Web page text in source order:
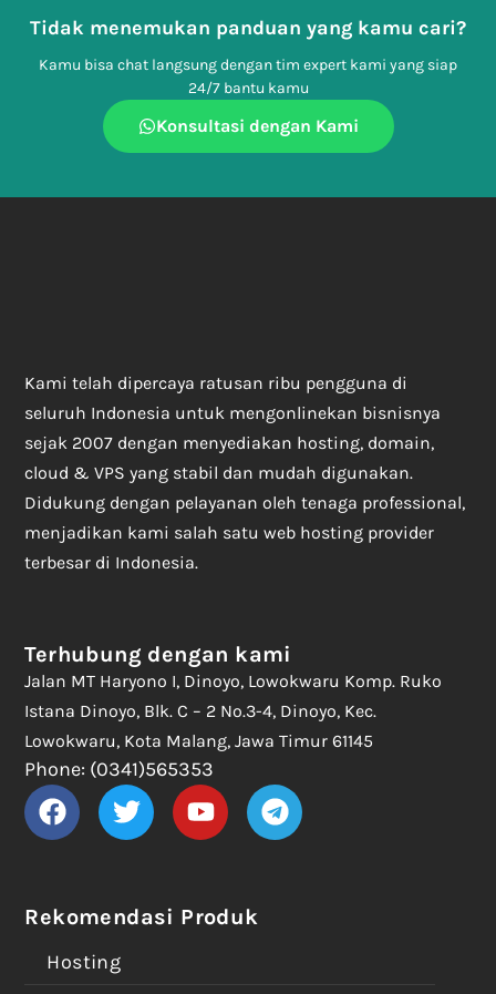
Tidak menemukan panduan yang kamu cari?
Kamu bisa chat langsung dengan tim expert kami yang siap
24/7 bantu kamu
Konsultasi dengan Kami
Kami telah dipercaya ratusan ribu pengguna di
seluruh Indonesia untuk mengonlinekan bisnisnya
sejak 2007 dengan menyediakan hosting, domain,
cloud & VPS yang stabil dan mudah digunakan.
Didukung dengan pelayanan oleh tenaga professional,
menjadikan kami salah satu web hosting provider
terbesar di Indonesia.
Rekomendasi Produk
Hosting
Terhubung dengan kami
Jalan MT Haryono I, Dinoyo, Lowokwaru Komp. Ruko
Istana Dinoyo, Blk. C – 2 No.3-4, Dinoyo, Kec.
Lowokwaru, Kota Malang, Jawa Timur 61145
Phone: (0341)565353